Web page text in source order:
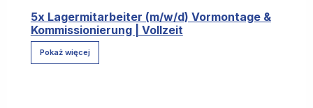
5x Lagermitarbeiter (m/w/d) Vormontage &
Kommissionierung | Vollzeit
Pokaż więcej